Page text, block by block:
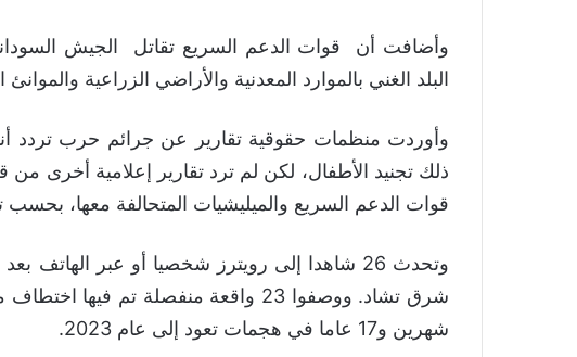
البلد الغني بالموارد المعدنية والأراضي الزراعية
وأوردت منظمات حقوقية تقارير عن جرائم حرب تردد
ذلك تجنيد الأطفال، لكن لم ترد تقارير إعلامية أخرى
قوات الدعم السريع والميليشيات المتحالفة معها، بحسب
وتحدث 26 شاهدا إلى رويترز شخصيا أو عبر
شهرين و17 عاما في هجمات تعود إلى عام 2023.